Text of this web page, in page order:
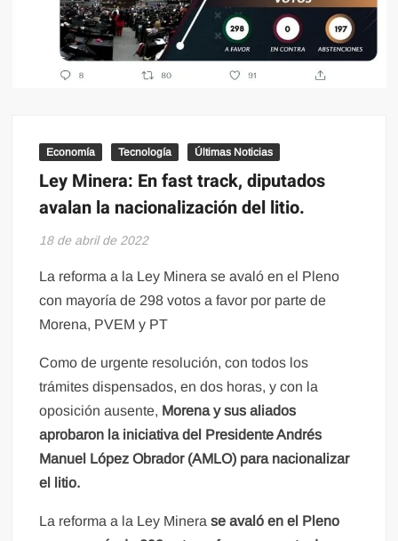
Economía Tecnología Últimas Noticias
Ley Minera: En fast track, diputados
avalan la nacionalización del litio.
18 de abril de 2022
La reforma a la Ley Minera se avaló en el Pleno
con mayoría de 298 votos a favor por parte de
Morena, PVEM y PT
Como de urgente resolución, con todos los
trámites dispensados, en dos horas, y con la
oposición ausente, Morena y sus aliados
aprobaron la iniciativa del Presidente Andrés
Manuel López Obrador (AMLO) para nacionalizar
el litio.
La reforma a la Ley Minerase avaló en el Pleno